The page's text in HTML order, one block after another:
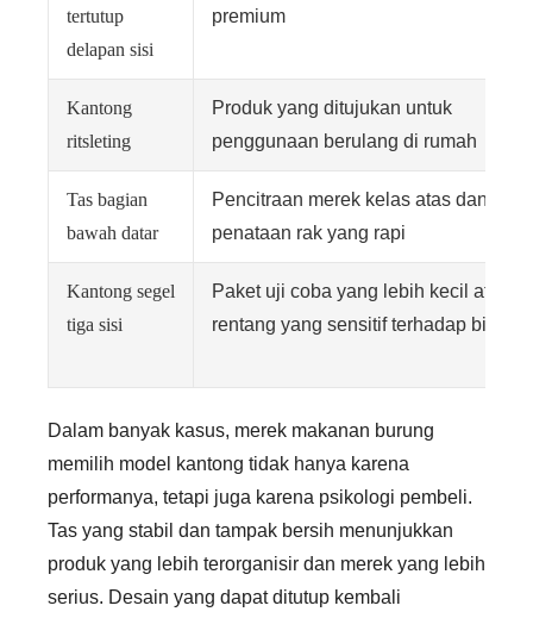
tertutup
delapan sisi
premium
Kantong
ritsleting
Produk yang ditujukan untuk
penggunaan berulang di rumah
Tas bagian
bawah datar
Pencitraan merek kelas atas dan
penataan rak yang rapi
Kantong segel
tiga sisi
Paket uji coba yang lebih kecil atau
rentang yang sensitif terhadap biaya
Dalam banyak kasus, merek makanan burung
memilih model kantong tidak hanya karena
performanya, tetapi juga karena psikologi pembeli.
Tas yang stabil dan tampak bersih menunjukkan
produk yang lebih terorganisir dan merek yang lebih
serius. Desain yang dapat ditutup kembali